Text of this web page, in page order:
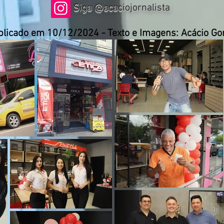
Siga @acaciojornalista
em 10/12/2024 - Texto e Imagens: Acácio